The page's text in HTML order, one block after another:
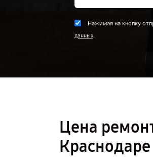
Нажимая на кнопку
данных.
Цена
Краснодаре